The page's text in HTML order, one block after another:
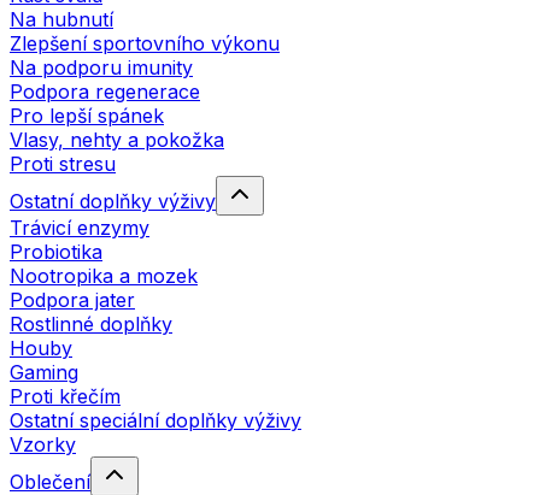
Na hubnutí
Zlepšení sportovního výkonu
Na podporu imunity
Podpora regenerace
Pro lepší spánek
Vlasy, nehty a pokožka
Proti stresu
Ostatní doplňky výživy
Trávicí enzymy
Probiotika
Nootropika a mozek
Podpora jater
Rostlinné doplňky
Houby
Gaming
Proti křečím
Ostatní speciální doplňky výživy
Vzorky
Oblečení